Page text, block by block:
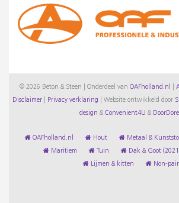
© 2026 Beton & Steen | Onderdeel van OAFholland.nl
Disclaimer Privacy verklaring Website ontwikkeld door
design & Convenient4U &
OAFholland.nl Hout Metaal &
Maritiem Tuin Dak & Goot
Lijmen & kitten Non-